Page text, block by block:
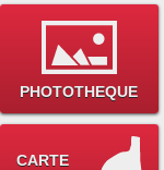
PHOTOTHEQUE
CARTE